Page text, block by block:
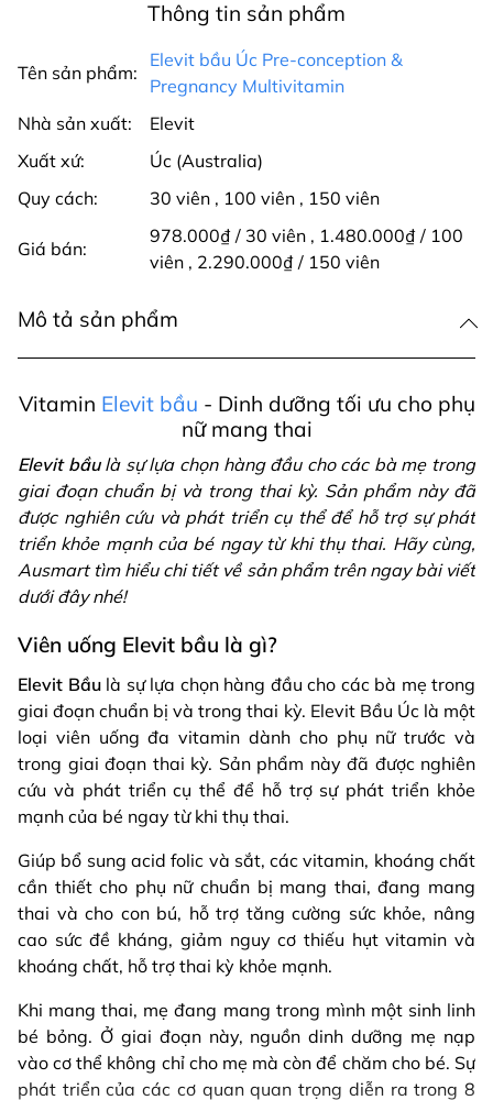
Thông tin sản phẩm
Tên sản phẩm:
Elevit bầu Úc Pre-conception &
Pregnancy Multivitamin
Nhà sản xuất:
Elevit
Xuất xứ:
Úc (Australia)
Quy cách:
30 viên , 100 viên , 150 viên
Giá bán:
978.000₫ / 30 viên , 1.480.000₫ / 100
viên , 2.290.000₫ / 150 viên
Mô tả sản phẩm
Vitamin Elevit bầu - Dinh dưỡng tối ưu cho phụ
nữ mang thai
Elevit bầulà sự lựa chọn hàng đầu cho các bà mẹ trong
giai đoạn chuẩn bị và trong thai kỳ. Sản phẩm này đã
được nghiên cứu và phát triển cụ thể để hỗ trợ sự phát
triển khỏe mạnh của bé ngay từ khi thụ thai. Hãy cùng,
Ausmart tìm hiểu chi tiết về sản phẩm trên ngay bài viết
dưới đây nhé!
Viên uống Elevit bầu là gì?
Elevit Bầulà sự lựa chọn hàng đầu cho các bà mẹ trong
giai đoạn chuẩn bị và trong thai kỳ. Elevit Bầu Úc là một
loại viên uống đa vitamin dành cho phụ nữ trước và
trong giai đoạn thai kỳ. Sản phẩm này đã được nghiên
cứu và phát triển cụ thể để hỗ trợ sự phát triển khỏe
mạnh của bé ngay từ khi thụ thai.
Giúp bổ sung acid folic và sắt, các vitamin, khoáng chất
cần thiết cho phụ nữ chuẩn bị mang thai, đang mang
thai và cho con bú, hỗ trợ tăng cường sức khỏe, nâng
cao sức đề kháng, giảm nguy cơ thiếu hụt vitamin và
khoáng chất, hỗ trợ thai kỳ khỏe mạnh.
Khi mang thai, mẹ đang mang trong mình một sinh linh
bé bỏng. Ở giai đoạn này, nguồn dinh dưỡng mẹ nạp
vào cơ thể không chỉ cho mẹ mà còn để chăm cho bé. Sự
phát triển của các cơ quan quan trọng diễn ra trong 8